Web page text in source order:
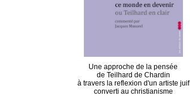
Une approche de la pensée
de Teilhard de Chardin
à travers la reflexion d'un artiste juif
converti au christianisme